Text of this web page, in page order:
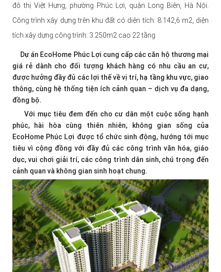
đô thị Việt Hưng, phường Phúc Lợi, quận Long Biên, Hà Nội.
Công trình xây dựng trên khu đất có diện tích: 8.142,6 m2, diện
tích xây dựng công trình: 3.250m2 cao 22 tầng
Dự án EcoHome Phúc Lợi cung cấp các căn hộ thương mại
giá rẻ dành cho đối tượng khách hàng có nhu cầu an cư,
được hưởng đầy đủ các lợi thế về vị trí, hạ tầng khu vực, giao
thông, cùng hệ thống tiện ích cảnh quan – dịch vụ đa dạng,
đồng bộ.
Với mục tiêu đem đến cho cư dân một cuộc sống hạnh
phúc, hài hòa cùng thiên nhiên, không gian sống của
EcoHome Phúc Lợi được tổ chức sinh động, hướng tới mục
tiêu vì cộng đồng với đầy đủ các công trình văn hóa, giáo
dục, vui chơi giải trí, các công trình dân sinh, chú trọng đến
cảnh quan và không gian sinh hoạt chung.